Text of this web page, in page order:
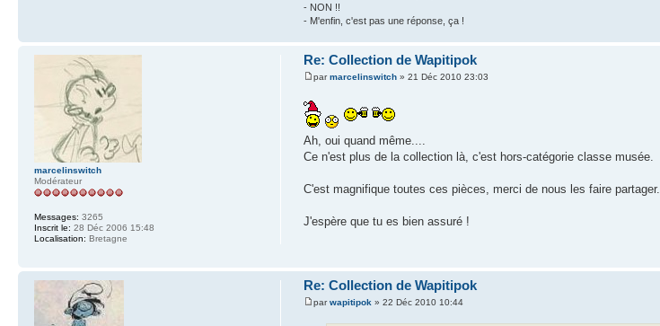
- NON !!
- M'enfin, c'est pas une réponse, ça !
Re: Collection de Wapitipok
parmarcelinswitch » 21 Déc 2010 23:03
Ah, oui quand même....
Ce n'est plus de la collection là, c'est hors-catégorie classe musée.
C'est magnifique toutes ces pièces, merci de nous les faire partager.
J'espère que tu es bien assuré !
marcelinswitch
Modérateur
Messages: 3265
Inscrit le: 28 Déc 2006 15:48
Localisation: Bretagne
Re: Collection de Wapitipok
parwapitipok » 22 Déc 2010 10:44